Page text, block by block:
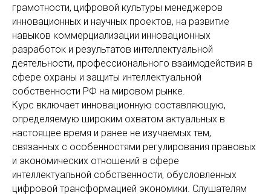
грамотности, цифровой культуры менеджеров
инновационных и научных проектов, на развитие
навыков коммерциализации инновационных
разработок и результатов интеллектуальной
деятельности, профессионального взаимодействия в
сфере охраны и защиты интеллектуальной
собственности РФ на мировом рынке.
Курс включает инновационную составляющую,
определяемую широким охватом актуальных в
настоящее время и ранее не изучаемых тем,
связанных с особенностями регулирования правовых
и экономических отношений в сфере
интеллектуальной собственности, обусловленных
цифровой трансформацией экономики. Слушателям